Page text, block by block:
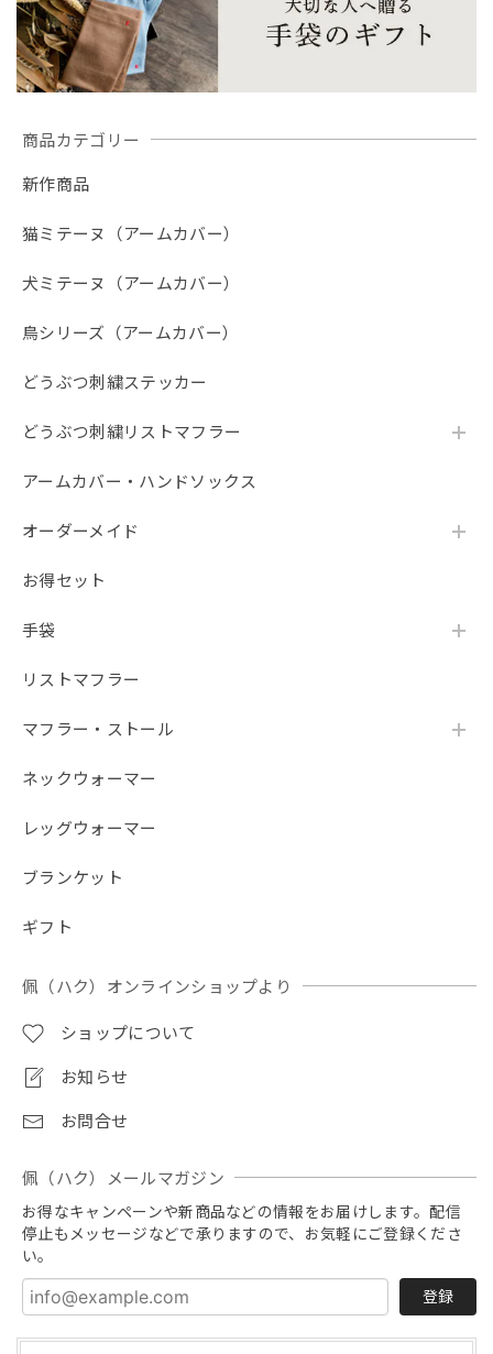
商品カテゴリー
新作商品
猫ミテーヌ（アームカバー）
犬ミテーヌ（アームカバー）
鳥シリーズ（アームカバー）
どうぶつ刺繍ステッカー
どうぶつ刺繍リストマフラー
アームカバー・ハンドソックス
オーダーメイド
お得セット
手袋
リストマフラー
マフラー・ストール
ネックウォーマー
レッグウォーマー
ブランケット
ギフト
佩（ハク）オンラインショップより
ショップについて
お知らせ
お問合せ
佩（ハク）メールマガジン
お得なキャンペーンや新商品などの情報をお届けします。配信
停止もメッセージなどで承りますので、お気軽にご登録くださ
い。
登録